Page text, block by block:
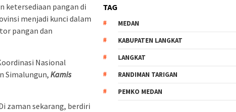
ketersediaan pangan di
menjadi kunci dalam
pangan dan
Nasional
Simalungun, Kamis
zaman sekarang, berdiri
TAG
MEDAN
KABUPATEN LANGKAT
LANGKAT
RANDIMAN TARIGAN
PEMKO MEDAN